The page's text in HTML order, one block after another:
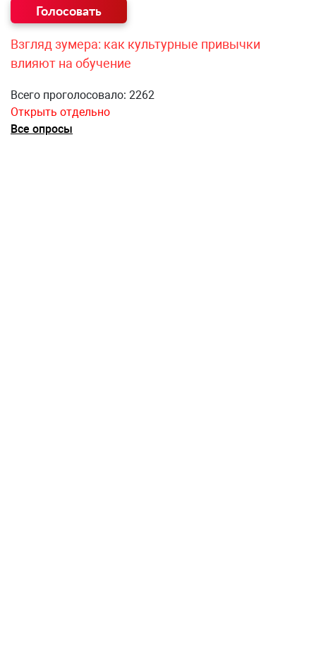
Взгляд зумера: как культурные привычки
влияют на обучение
Всего проголосовало: 2262
Открыть отдельно
Все опросы